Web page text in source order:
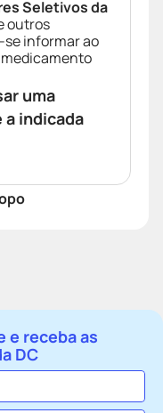
Seletivos da
outros
informar ao
uma
a indicada
e receba as
DC